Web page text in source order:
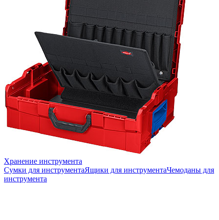
Хранение инструмента
Сумки для инструментаЯщики для инструментаЧемоданы для
инструмента